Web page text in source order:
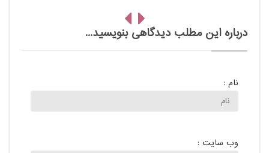
درباره این مطلب دیدگاهی بنویسید...
نام :
وب سایت :